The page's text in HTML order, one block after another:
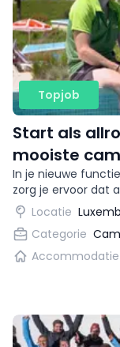
Topjob
Start als
mooiste
In je nieuwe
zorg je ervoor dat
check-in tot
infrastructuur als
Locatie
Categorie
Accommodatie